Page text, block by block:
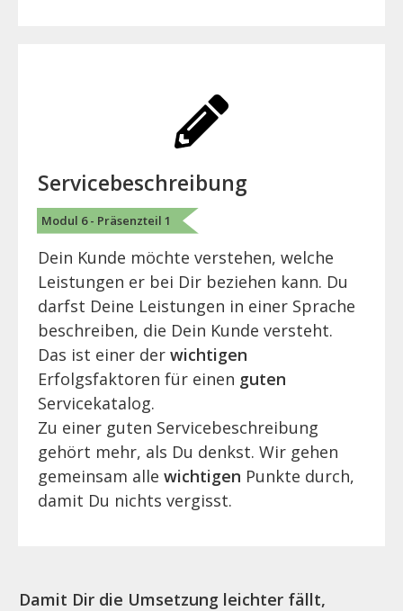
Servicebeschreibung
Modul 6 - Präsenzteil 1
Dein Kunde möchte verstehen, welche
Leistungen er bei Dir beziehen kann. Du
darfst Deine Leistungen in einer Sprache
beschreiben, die Dein Kunde versteht.
Das ist einer der wichtigen
Erfolgsfaktoren für einen guten
Servicekatalog.
Zu einer guten Servicebeschreibung
gehört mehr, als Du denkst. Wir gehen
gemeinsam alle wichtigen Punkte durch,
damit Du nichts vergisst.
Damit Dir die Umsetzung leichter fällt,